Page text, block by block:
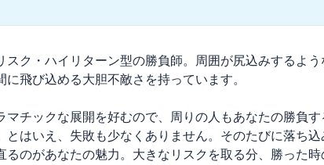
スク・ハイリターン型の勝負師。周囲が尻込みするよ
に飛び込める大胆不敵さを持っています。
マチックな展開を好むので、周りの人もあなたの勝負
とはいえ、失敗も少なくありません。そのたびに落ち
るのがあなたの魅力。大きなリスクを取る分、勝った時